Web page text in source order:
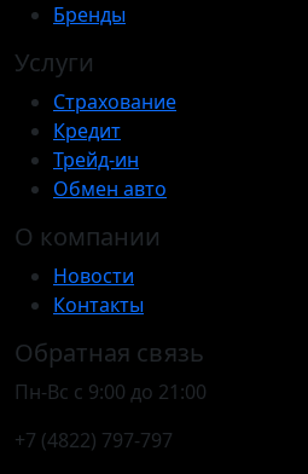
Бренды
Услуги
Страхование
Кредит
Трейд-ин
Обмен авто
О компании
Новости
Контакты
Обратная связь
Пн-Вс с 9:00 до 21:00
+7 (4822) 797-797